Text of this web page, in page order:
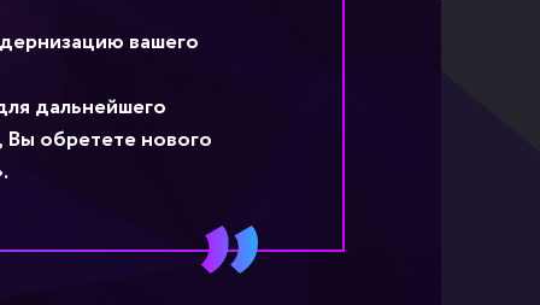
вашего
дальнейшего
обретете нового